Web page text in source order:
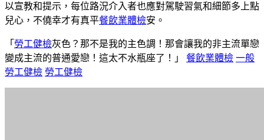
以宣教和提示，每位路況介入者也應對駕駛習氣和細節多上點
兒心，不僥幸才有真平餐飲業體檢安。
「 勞工健檢灰色？那不是我的主色調！那會讓我的非主流單戀
變成主流的普通愛戀！這太不水瓶座了！」 餐飲業體檢 一般
勞工健檢 勞工健檢